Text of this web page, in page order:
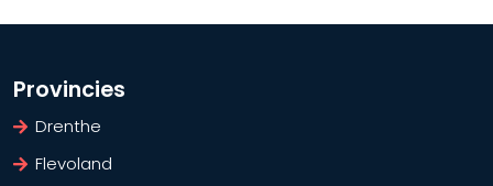
Provincies
Drenthe
Flevoland